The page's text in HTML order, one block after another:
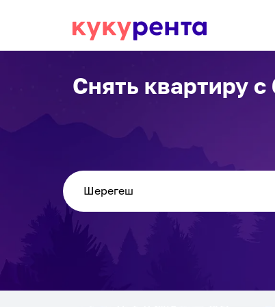
Снять квартиру